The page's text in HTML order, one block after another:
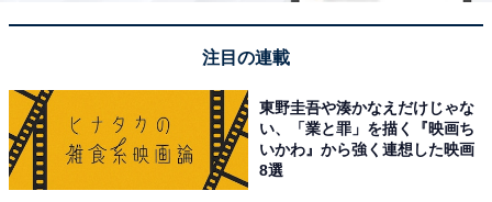
注目の連載
東野圭吾や湊かなえだけじゃな
い、「業と罪」を描く『映画ち
いかわ』から強く連想した映画
8選